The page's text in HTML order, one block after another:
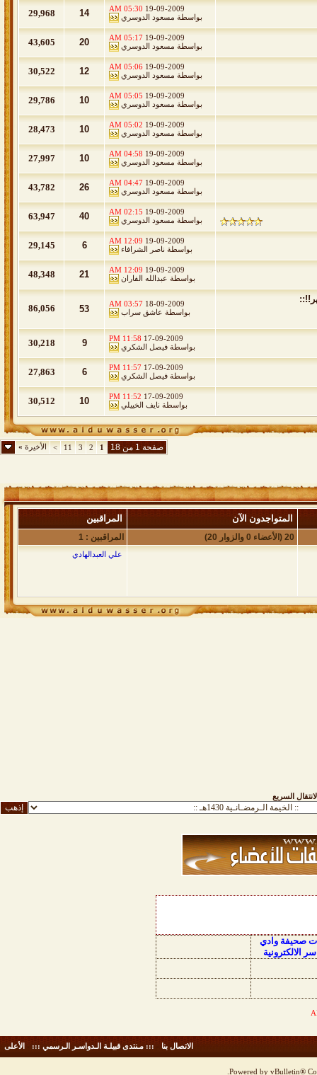
19-09-2009
05:30 AM
بواسطة مسعود الدوسري 14
29,968
19-09-2009
05:17 AM
بواسطة مسعود الدوسري 20
43,605
19-09-2009
05:06 AM
بواسطة مسعود الدوسري 12
30,522
19-09-2009
05:05 AM
بواسطة مسعود الدوسري 10
29,786
19-09-2009
05:02 AM
بواسطة مسعود الدوسري 10
28,473
19-09-2009
04:58 AM
بواسطة مسعود الدوسري 10
27,997
19-09-2009
04:47 AM
بواسطة مسعود الدوسري 26
43,782
19-09-2009
02:15 AM
بواسطة مسعود الدوسري 40
63,947
19-09-2009
12:09 AM
بواسطة ناصر الشرافاء 6
29,145
19-09-2009
12:09 AM
بواسطة عبدالله الفاران 21
48,348
18-09-2009
03:57 AM
بواسطة عاشق سراب 53
86,056
17-09-2009
11:58 PM
بواسطة فيصل الشكري 9
30,218
17-09-2009
11:57 PM
بواسطة فيصل الشكري 6
27,863
17-09-2009
11:52 PM
بواسطة نايف الخييلي 10
30,512
صفحة 1 من 18 1
2
3
11
> الأخيرة»
المتواجدون الآن المراقبين
20 (الأعضاء 0 والزوار 20) المراقبين : 1
علي العبدالهادي
السريع
صحيفة وادي
الالكترونية
الاتصال بنا - ::: مـنتدى قبيلـة الـدواسـر الـرسمي ::: - الأعلى
Powered by vBulletin®